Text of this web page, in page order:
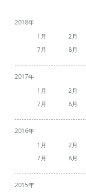
2018
1
2
7
8
2017
1
2
7
8
2016
1
2
7
8
2015